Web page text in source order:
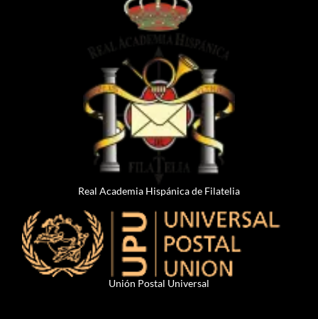
Real Academia Hispánica de Filatelia
Unión Postal Universal